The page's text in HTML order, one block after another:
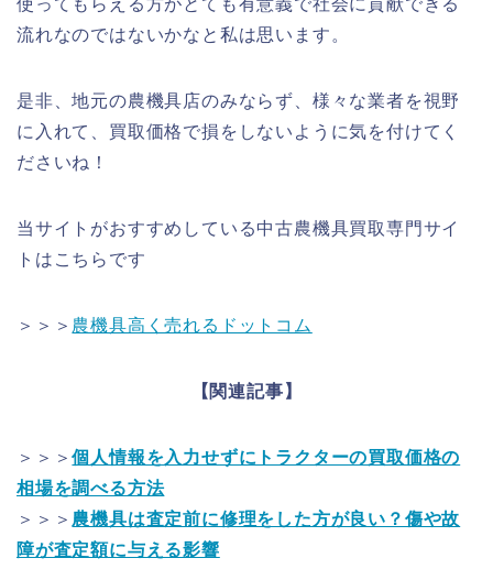
流れなのではないかなと私は思います。
是非、地元の農機具店のみならず、様々な業者を視野
に入れて、買取価格で損をしないように気を付けてく
ださいね！
当サイトがおすすめしている中古農機具買取専門サイ
トはこちらです
＞＞＞ 農機具高く売れるドットコム
【関連記事】
＞＞＞個人情報を入力せずにトラクターの買取価格の
相場を調べる方法
＞＞＞ 農機具は査定前に修理をした方が良い？傷や故
障が査定額に与える影響